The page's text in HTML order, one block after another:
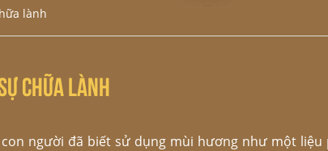
lành
chữa lành
người đã biết sử dụng mùi hương như một liệu